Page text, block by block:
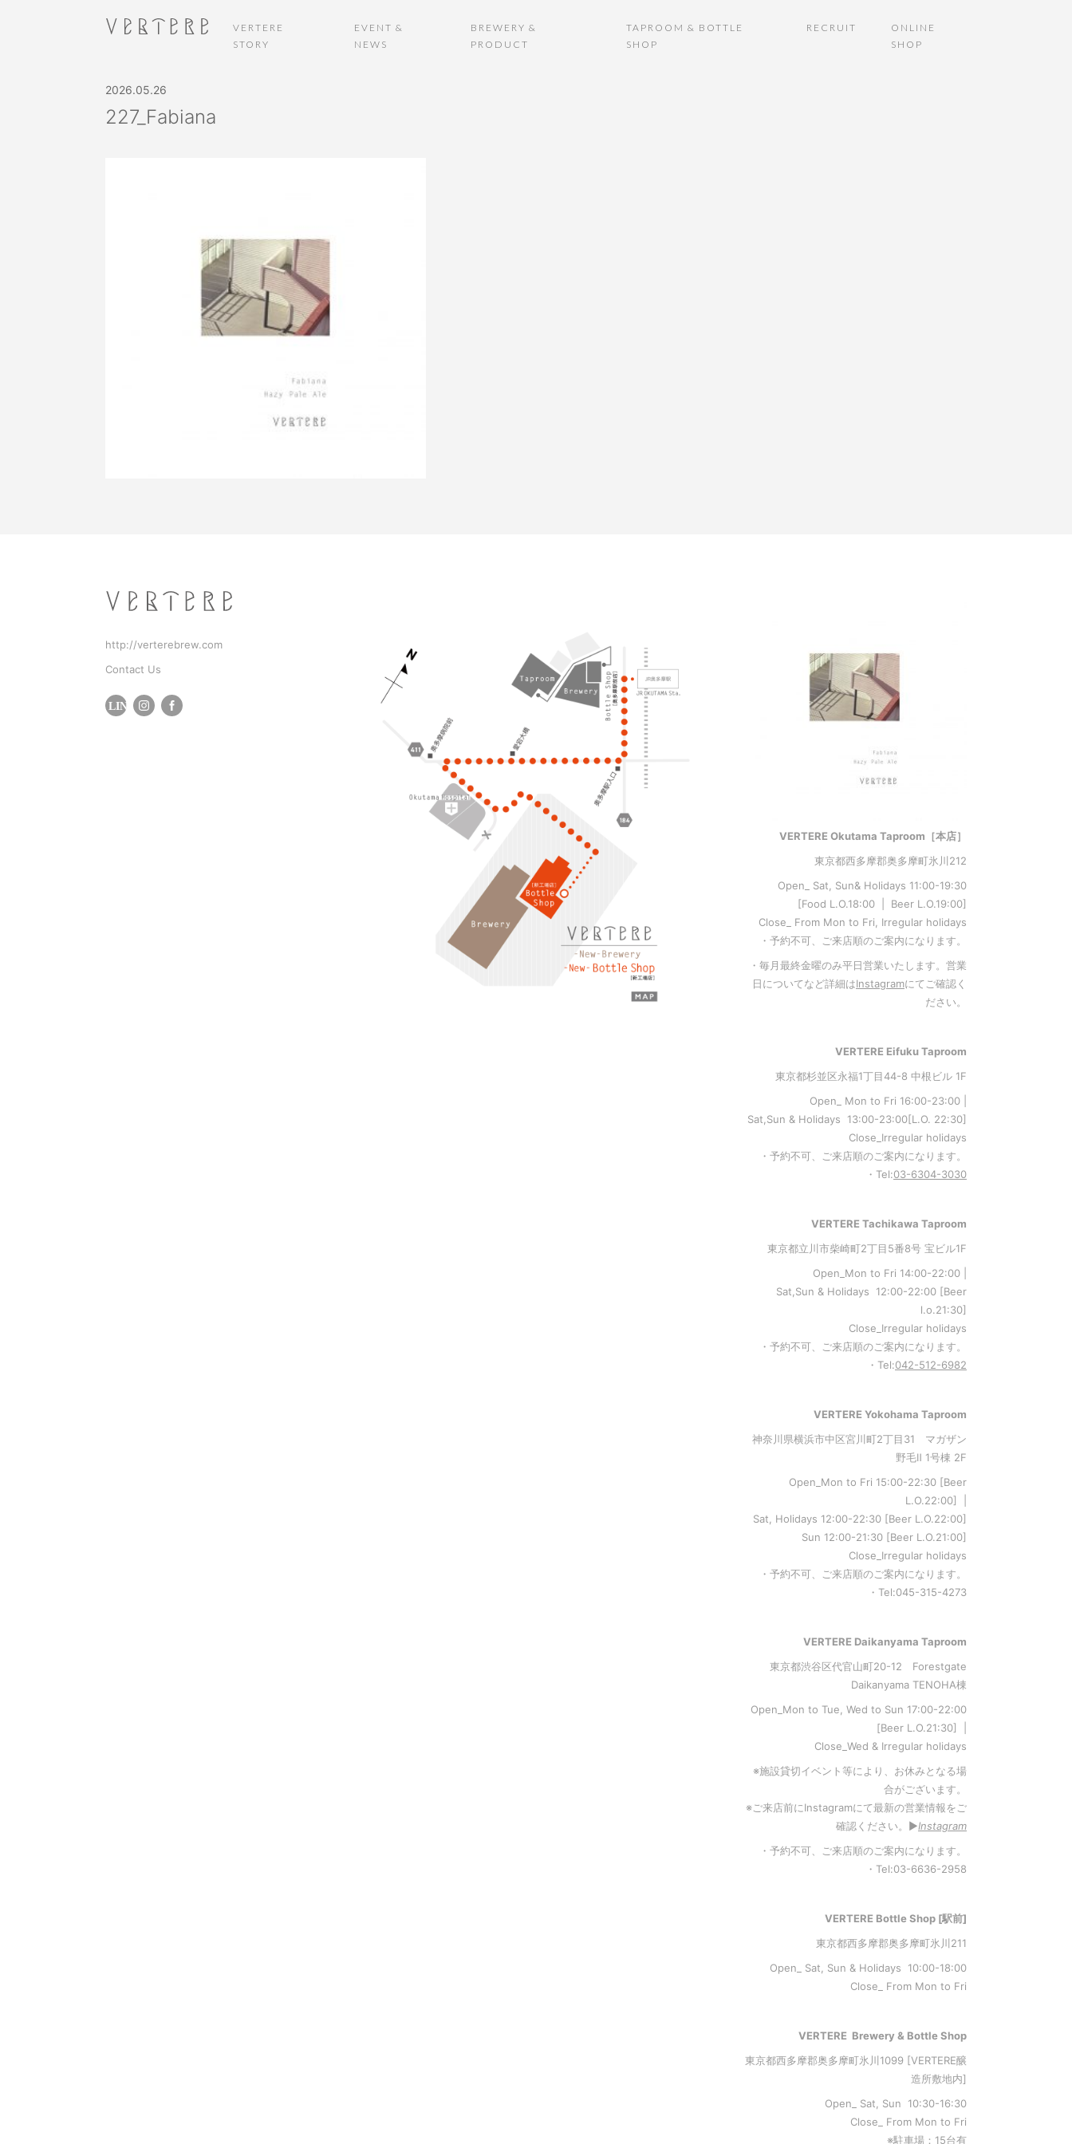
VERTERE
STORY
EVENT &
NEWS
BREWERY &
PRODUCT
TAPROOM & BOTTLE
SHOP
RECRUIT
ONLINE
SHOP
2026.05.26
227_Fabiana
http://verterebrew.com
Contact Us
VERTERE Okutama Taproom［本店］
東京都西多摩郡奥多摩町氷川212
Open_ Sat, Sun& Holidays 11:00-19:30
[Food L.O.18:00 | Beer L.O.19:00]
Close_ From Mon to Fri, Irregular holidays
・予約不可、ご来店順のご案内になります。
・毎月最終金曜のみ平日営業いたします。営業
日についてなど詳細はInstagramにてご確認く
ださい。
VERTERE Eifuku Taproom
東京都杉並区永福1丁目44-8 中根ビル 1F
Open_ Mon to Fri 16:00-23:00 |
Sat,Sun & Holidays 13:00-23:00[L .O. 22:30]
Close_Irregular holidays
・予約不可、ご来店順のご案内になります。
・Tel:03-6304-3030
VERTERE Tachikawa Taproom
東京都立川市柴崎町2丁目5番8号 宝ビル1F
Open_Mon to Fri 14:00-22:00 |
Sat,Sun & Holidays 12:00-22:00 [Beer
l.o.21:30]
Close_Irregular holidays
・予約不可、ご来店順のご案内になります。
・Tel:042-512-6982
VERTERE Yokohama Taproom
神奈川県横浜市中区宮川町2丁目31 マガザン
野毛Ⅱ 1号棟 2F
Open_Mon to Fri 15:00-22:30 [Beer
L.O.22:00] |
Sat, Holidays 12:00-22:30 [Beer L.O.22:00]
Sun 12:00-21:30 [Beer L.O.21:00]
Close_Irregular holidays
・予約不可、ご来店順のご案内になります。
・Tel:045-315-4273
VERTERE Daikanyama Taproom
東京都渋谷区代官山町20-12 Forestgate
Daikanyama TENOHA棟
Open_Mon to Tue, Wed to Sun 17:00-22:00
[Beer L.O.21:30] |
Close_Wed & Irregular holidays
※施設貸切イベント等により、お休みとなる場
合がございます。
※ご来店前にInstagramにて最新の営業情報をご
確認ください。▶︎Instagram
・予約不可、ご来店順のご案内になります。
・Tel:03-6636-2958
VERTERE Bottle Shop [駅前]
東京都西多摩郡奥多摩町氷川211
Open_ Sat, Sun & Holidays 10:00-18:00
Close_ From Mon to Fri
VERTERE Brewery & Bottle Shop
東京都西多摩郡奥多摩町氷川1099 [VERTERE醸
造所敷地内]
Open_ Sat, Sun 10:30-16:30
Close_ From Mon to Fri
※駐車場：15台有